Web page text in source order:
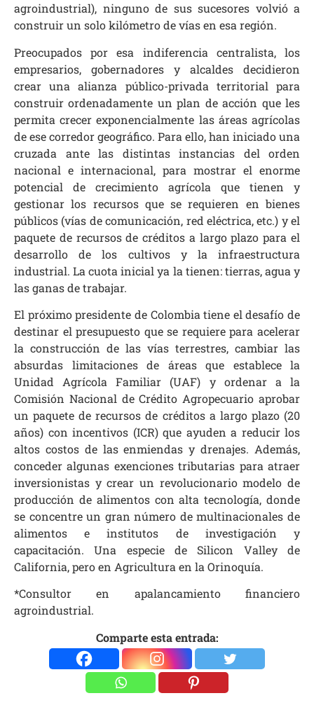
agroindustrial), ninguno de sus sucesores volvió a
construir un solo kilómetro de vías en esa región.
Preocupados por esa indiferencia centralista, los
empresarios, gobernadores y alcaldes decidieron
crear una alianza público-privada territorial para
construir ordenadamente un plan de acción que les
permita crecer exponencialmente las áreas agrícolas
de ese corredor geográfico. Para ello, han iniciado una
cruzada ante las distintas instancias del orden
nacional e internacional, para mostrar el enorme
potencial de crecimiento agrícola que tienen y
gestionar los recursos que se requieren en bienes
públicos (vías de comunicación, red eléctrica, etc.) y el
paquete de recursos de créditos a largo plazo para el
desarrollo de los cultivos y la infraestructura
industrial. La cuota inicial ya la tienen: tierras, agua y
las ganas de trabajar.
El próximo presidente de Colombia tiene el desafío de
destinar el presupuesto que se requiere para acelerar
la construcción de las vías terrestres, cambiar las
absurdas limitaciones de áreas que establece la
Unidad Agrícola Familiar (UAF) y ordenar a la
Comisión Nacional de Crédito Agropecuario aprobar
un paquete de recursos de créditos a largo plazo (20
años) con incentivos (ICR) que ayuden a reducir los
altos costos de las enmiendas y drenajes. Además,
conceder algunas exenciones tributarias para atraer
inversionistas y crear un revolucionario modelo de
producción de alimentos con alta tecnología, donde
se concentre un gran número de multinacionales de
alimentos e institutos de investigación y
capacitación. Una especie de Silicon Valley de
California, pero en Agricultura en la Orinoquía.
*Consultor en apalancamiento financiero
agroindustrial.
Comparte esta entrada: